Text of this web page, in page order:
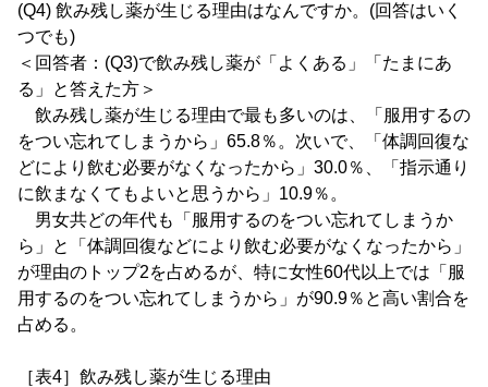
(Q4) 飲み残し薬が生じる理由はなんですか。(回答はいく
つでも)
＜回答者：(Q3)で飲み残し薬が「よくある」「たまにあ
る」と答えた方＞
飲み残し薬が生じる理由で最も多いのは、「服用するの
をつい忘れてしまうから」65.8％。次いで、「体調回復な
どにより飲む必要がなくなったから」30.0％、「指示通り
に飲まなくてもよいと思うから」10.9％。
男女共どの年代も「服用するのをつい忘れてしまうか
ら」と「体調回復などにより飲む必要がなくなったから」
が理由のトップ2を占めるが、特に女性60代以上では「服
用するのをつい忘れてしまうから」が90.9％と高い割合を
占める。
［表4］飲み残し薬が生じる理由